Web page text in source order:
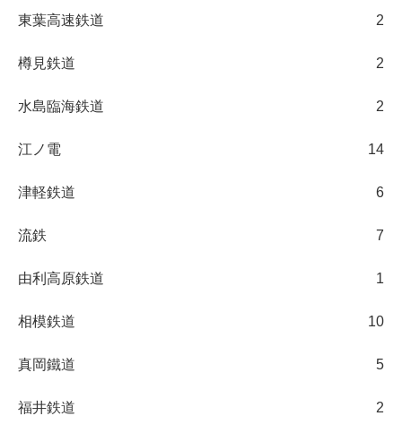
東葉高速鉄道 2
樽見鉄道 2
水島臨海鉄道 2
江ノ電 14
津軽鉄道 6
流鉄 7
由利高原鉄道 1
相模鉄道 10
真岡鐵道 5
福井鉄道 2